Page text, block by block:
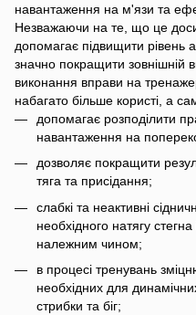
навантаження на м'язи та
Незважаючи на те, що це
допомагає підвищити рівень
значно покращити зовнішній
виконання вправи на
набагато більше користі, а
допомагає розподілити
навантаження на
дозволяє покращити
тяга та присідання;
слабкі та неактивні
необхідного натягу
належним чином;
в процесі тренувань
необхідних для
стрибки та біг;